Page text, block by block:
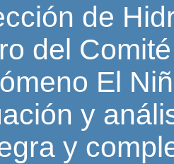
de
del
El
y
y